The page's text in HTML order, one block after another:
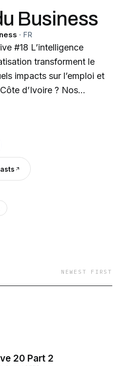
Business
· FR
#18 L’intelligence
transforment le
impacts sur l’emploi et
d’Ivoire ? Nos
Fofana et Fitzgérald
et leurs solutions.
#IA #Emploi
par Ausha. Visitez
confidentialite pour
NEWEST FIRST
20 Part 2